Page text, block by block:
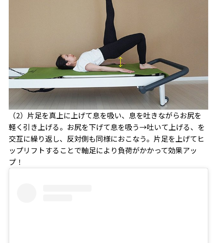
（2）片足を真上に上げて息を吸い、息を吐きながらお尻を
軽く引き上げる。お尻を下げて息を吸う→吐いて上げる、を
交互に繰り返し、反対側も同様におこなう。片足を上げてヒ
ップリフトすることで軸足により負荷がかかって効果アッ
プ！